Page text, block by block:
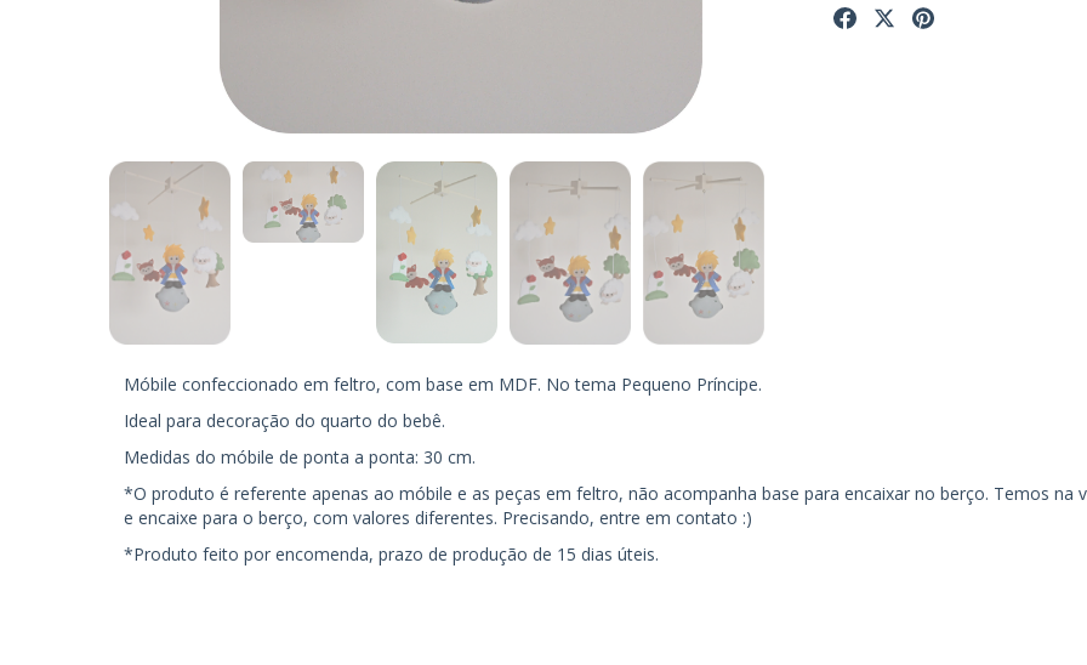
Móbile confeccionado em feltro, com base em MDF. No tema Pequeno Príncipe.
Ideal para decoração do quarto do bebê.
Medidas do móbile de ponta a ponta: 30 cm.
*O produto é referente apenas ao móbile e as peças em feltro, não acompanha base para encaixar no berço. Temos na
e encaixe para o berço, com valores diferentes. Precisando, entre em contato :)
*Produto feito por encomenda, prazo de produção de 15 dias úteis.